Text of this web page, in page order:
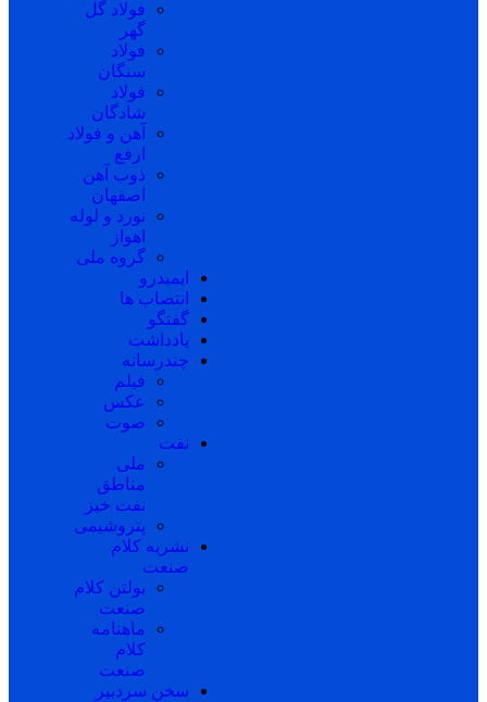
فولاد گل
گهر
فولاد
سنگان
فولاد
شادگان
آهن و فولاد
ارفع
ذوب آهن
اصفهان
نورد و لوله
اهواز
گروه ملی
ایمیدرو
انتصاب ها
گفتگو
یادداشت
چندرسانه
فیلم
عکس
صوت
نفت
ملی
مناطق
نفت خیز
پتروشیمی
نشریه کلام
صنعت
بولتن کلام
صنعت
ماهنامه
کلام
صنعت
سخن سردبیر